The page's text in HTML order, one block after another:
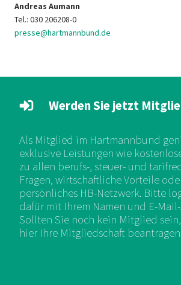
Andreas Aumann
Tel.: 030 206208-0
presse@hartmannbund.de
Werden Sie jetzt
Als Mitglied im Hartmannbund
exklusive Leistungen wie
zu allen berufs-, steuer- und
Fragen, wirtschaftliche Vorteile
persönliches HB-Netzwerk. Bitte
dafür mit Ihrem Namen und E-
Sollten Sie noch kein Mitglied
hier Ihre Mitgliedschaft beantragen.